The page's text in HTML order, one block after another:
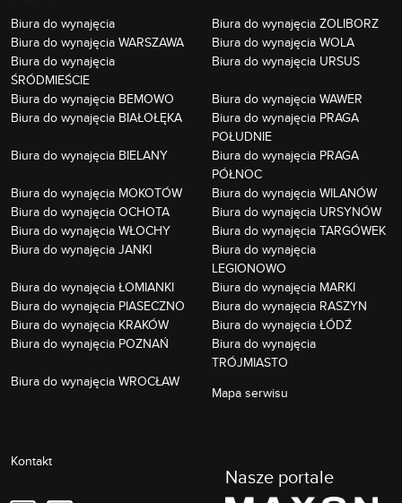
Biura do wynajęcia
Biura do wynajęcia ŻOLIBORZ
Biura do wynajęcia WARSZAWA
Biura do wynajęcia WOLA
Biura do wynajęcia
ŚRÓDMIEŚCIE
Biura do wynajęcia URSUS
Biura do wynajęcia BEMOWO
Biura do wynajęcia WAWER
Biura do wynajęcia BIAŁOŁĘKA
Biura do wynajęcia PRAGA
POŁUDNIE
Biura do wynajęcia BIELANY
Biura do wynajęcia PRAGA
PÓŁNOC
Biura do wynajęcia MOKOTÓW
Biura do wynajęcia WILANÓW
Biura do wynajęcia OCHOTA
Biura do wynajęcia URSYNÓW
Biura do wynajęcia WŁOCHY
Biura do wynajęcia TARGÓWEK
Biura do wynajęcia JANKI
Biura do wynajęcia
LEGIONOWO
Biura do wynajęcia ŁOMIANKI
Biura do wynajęcia MARKI
Biura do wynajęcia PIASECZNO
Biura do wynajęcia RASZYN
Biura do wynajęcia KRAKÓW
Biura do wynajęcia ŁÓDŹ
Biura do wynajęcia POZNAŃ
Biura do wynajęcia
TRÓJMIASTO
Biura do wynajęcia WROCŁAW
Mapa serwisu
Kontakt
Nasze portale